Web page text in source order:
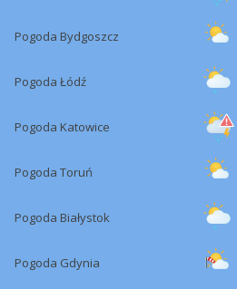
Pogoda Bydgoszcz
Pogoda Łódź
Pogoda Katowice
Pogoda Toruń
Pogoda Białystok
Pogoda Gdynia